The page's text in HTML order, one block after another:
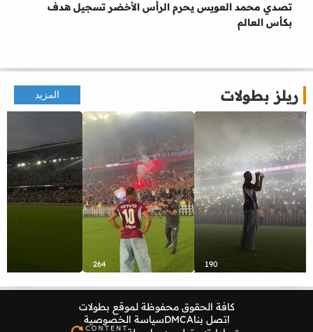
تصدي محمد العويس يحرم الرأس الأخضر تسجيل هدف
بكأس العالم
ريلز بطولات المزيد
190
264
كافة الحقوق محفوظة لموقع بطولات
اتصل بناDMCAسياسة الخصوصية